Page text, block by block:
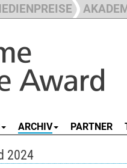
ARCHIV PARTNER
2024